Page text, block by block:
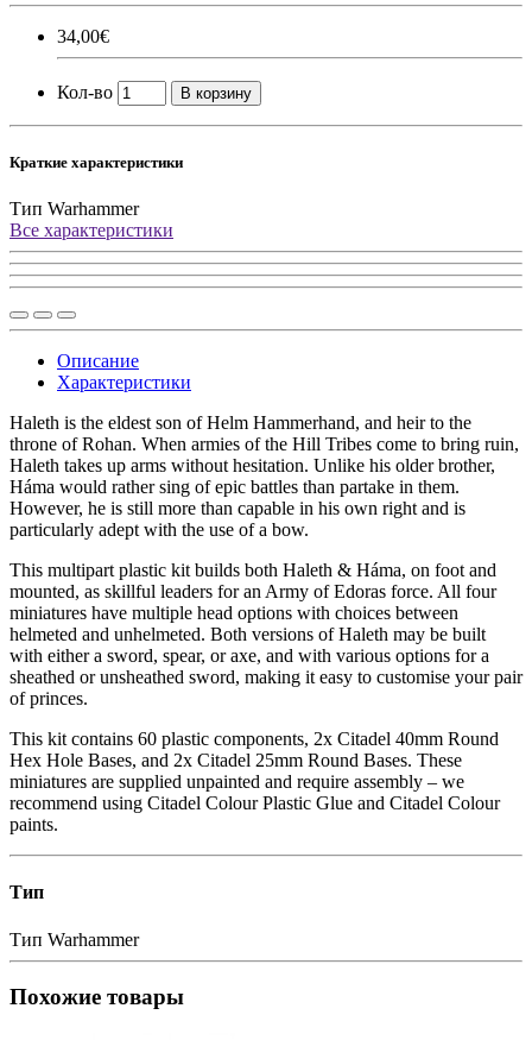
34,00€
Кол-во В корзину
Краткие характеристики
Тип Warhammer
Все характеристики
Описание
Характеристики
Haleth is the eldest son of Helm Hammerhand, and heir to the
throne of Rohan. When armies of the Hill Tribes come to bring ruin,
Haleth takes up arms without hesitation. Unlike his older brother,
Háma would rather sing of epic battles than partake in them.
However, he is still more than capable in his own right and is
particularly adept with the use of a bow.
This multipart plastic kit builds both Haleth & Háma, on foot and
mounted, as skillful leaders for an Army of Edoras force. All four
miniatures have multiple head options with choices between
helmeted and unhelmeted. Both versions of Haleth may be built
with either a sword, spear, or axe, and with various options for a
sheathed or unsheathed sword, making it easy to customise your pair
of princes.
This kit contains 60 plastic components, 2x Citadel 40mm Round
Hex Hole Bases, and 2x Citadel 25mm Round Bases. These
miniatures are supplied unpainted and require assembly – we
recommend using Citadel Colour Plastic Glue and Citadel Colour
paints.
Тип
Тип Warhammer
Похожие товары